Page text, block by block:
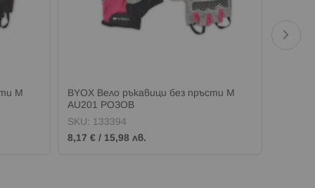
M
BYOX Вело ръкавици без пръсти M
AU201 РОЗОВ
SKU: 133394
8,17 € / 15,98 лв.